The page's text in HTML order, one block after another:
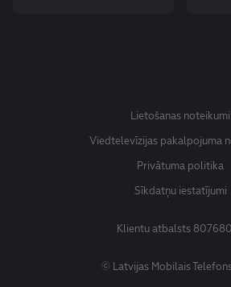
Lietošanas noteikumi
Viedtelevīzijas pakalpojuma
Privātuma politika
Sīkdatņu iestatījumi
Klientu atbalsts
© Latvijas Mobilais